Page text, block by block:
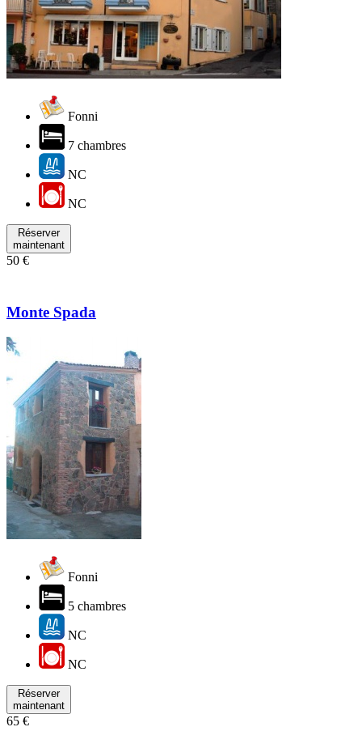
Fonni
7 chambres
NC
NC
Réserver
maintenant
50 €
Monte Spada
Fonni
5 chambres
NC
NC
Réserver
maintenant
65 €